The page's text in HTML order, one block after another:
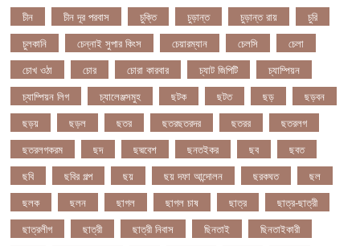
চীন
চীন দূর পরবাস চুক্তি চুড়ান্ত চুড়ান্ত রায়
চুরি
চুলকানি
চেন্নাই সুপার কিংস চেয়ারম্যান চেলসি
চেলা
চোখ ওঠা
চোর চোরা কারবার চ্যাট জিপিটি
চ্যাম্পিয়ন
চ্যাম্পিয়ন লিগ
চ্যালেঞ্জসমুহ ছটক ছটত ছড়
ছড়বন
ছড়য়
ছড়ল ছতর ছতরছতরদর ছতরর
ছতরলগ
ছতরলগকরম
ছদ ছদ্মবেশ ছনতইকর ছব
ছবত
ছবি
ছবির গল্প ছয় ছয় দফা আন্দোলন ছরকঘত
ছল
ছলক
ছলন ছাগল ছাগল চাষ ছাত্র
ছাত্র-ছাত্রী
ছাত্রলীগ
ছাত্রী ছাত্রী নিবাস ছিনতাই
ছিনতাইকারী